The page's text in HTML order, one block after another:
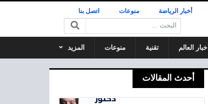
أخبار الرياضة منوعات اتصل بنا
البحث:
أخبار العالم تقنية منوعات المزيد
أحدث المقالات